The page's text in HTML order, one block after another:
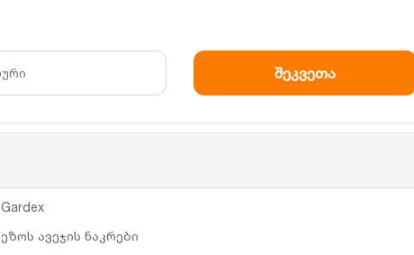
Gardex
ეზოს ავეჯის ნაკრები